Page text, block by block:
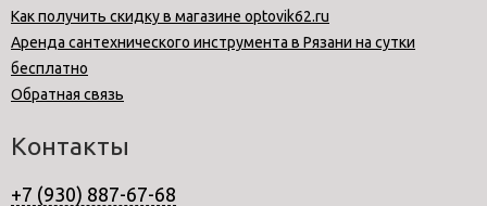
Как получить скидку в магазине optovik62.ru
Аренда сантехнического инструмента в Рязани на сутки
бесплатно
Обратная связь
Контакты
+7 (930) 887-67-68